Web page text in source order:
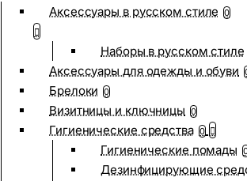
Аксессуары в русском стиле 0
Наборы в русском стиле
Аксессуары для одежды и обуви
Брелоки 0
Визитницы и ключницы 0
Гигиенические средства 0
Гигиенические помады
Дезинфицирующие